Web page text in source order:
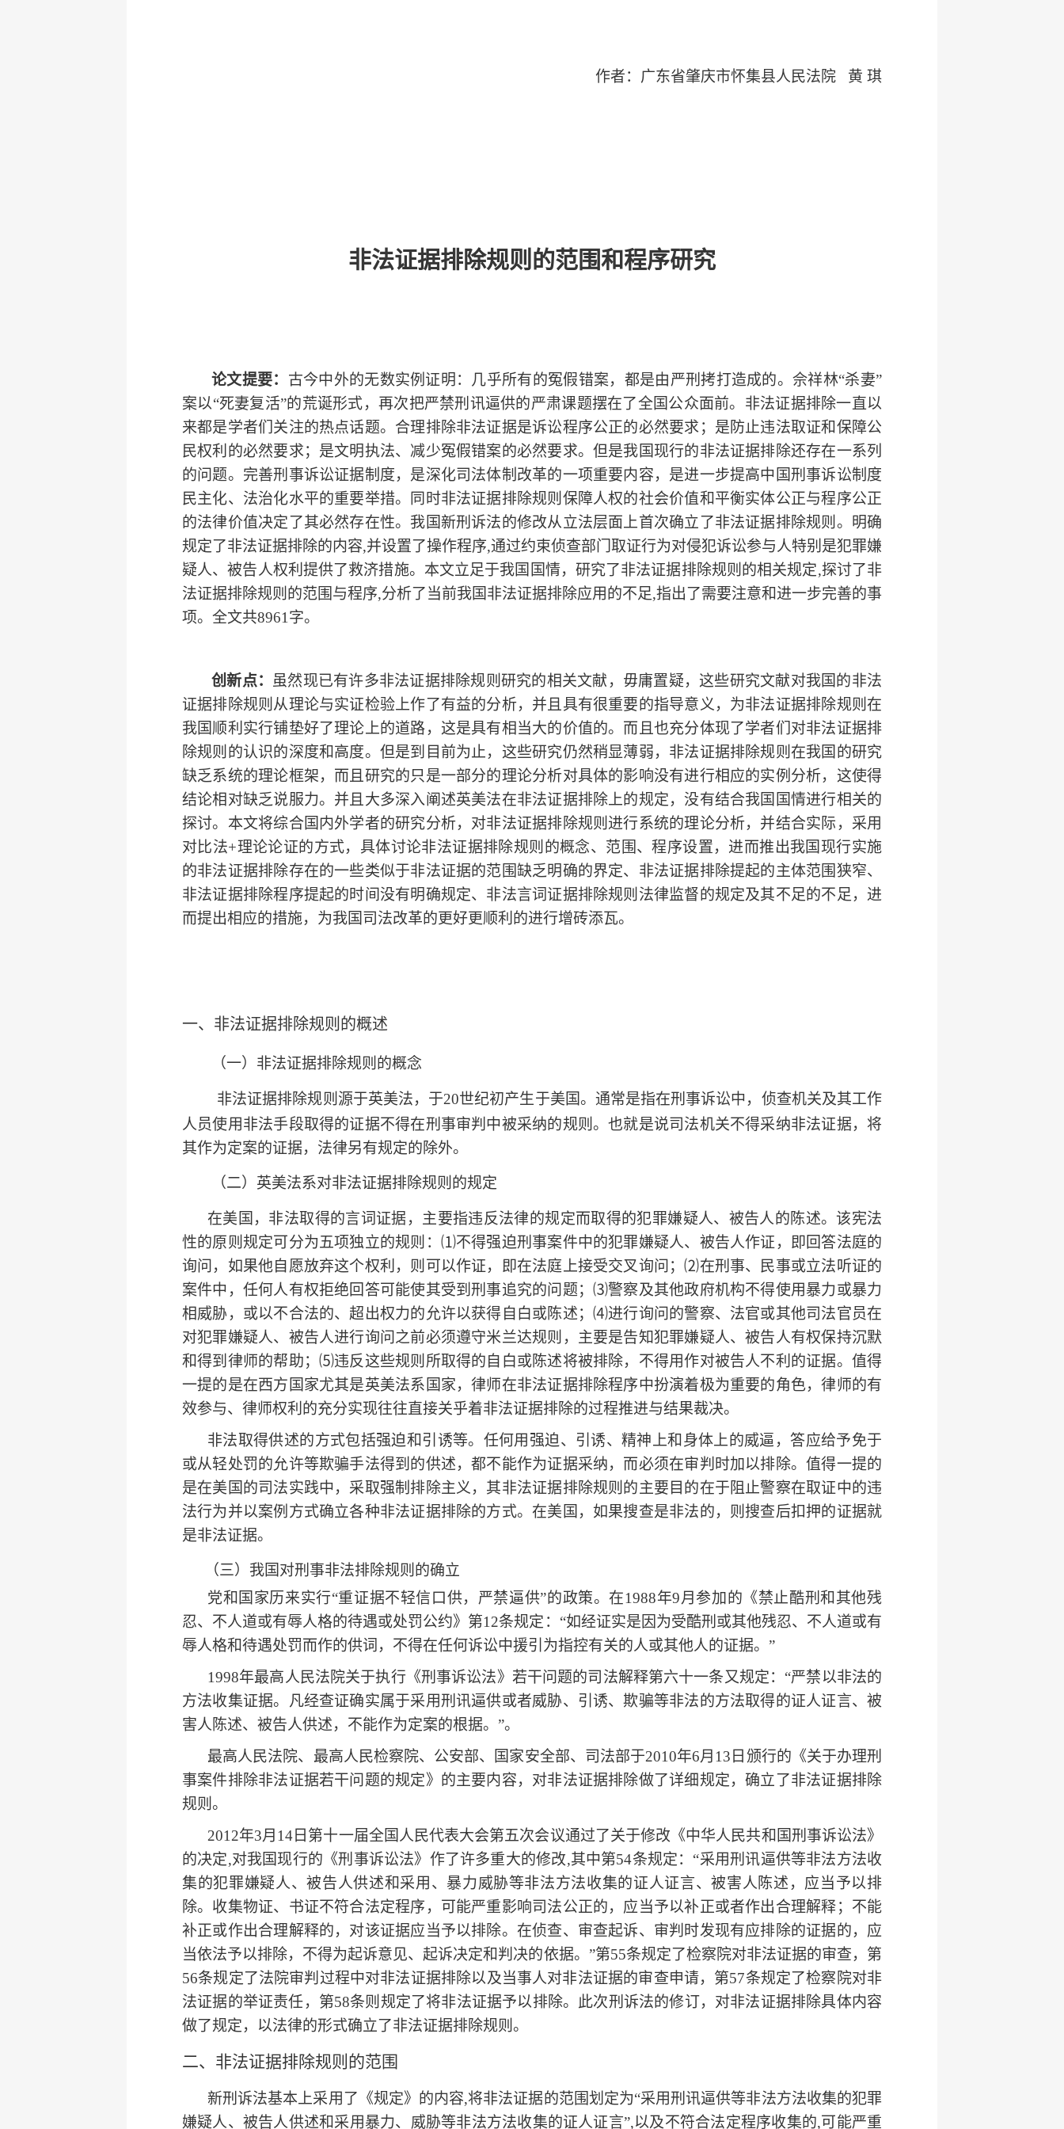
作者：广东省肇庆市怀集县人民法院 黄 琪
非法证据排除规则的范围和程序研究
论文提要： 古今中外的无数实例证明：几乎所有的冤假错案，都是由严刑拷打造成的。佘祥林“杀妻”
案以“死妻复活”的荒诞形式，再次把严禁刑讯逼供的严肃课题摆在了全国公众面前。非法证据排除一直以
来都是学者们关注的热点话题。合理排除非法证据是诉讼程序公正的必然要求；是防止违法取证和保障公
民权利的必然要求；是文明执法、减少冤假错案的必然要求。但是我国现行的非法证据排除还存在一系列
的问题。完善刑事诉讼证据制度，是深化司法体制改革的一项重要内容，是进一步提高中国刑事诉讼制度
民主化、法治化水平的重要举措。同时非法证据排除规则保障人权的社会价值和平衡实体公正与程序公正
的法律价值决定了其必然存在性。我国新刑诉法的修改从立法层面上首次确立了非法证据排除规则。明确
规定了非法证据排除的内容,并设置了操作程序,通过约束侦查部门取证行为对侵犯诉讼参与人特别是犯罪嫌
疑人、被告人权利提供了救济措施。本文立足于我国国情，研究了非法证据排除规则的相关规定,探讨了非
法证据排除规则的范围与程序,分析了当前我国非法证据排除应用的不足,指出了需要注意和进一步完善的事
项。全文共8961字。
创新点： 虽然现已有许多非法证据排除规则研究的相关文献，毋庸置疑，这些研究文献对我国的非法
证据排除规则从理论与实证检验上作了有益的分析，并且具有很重要的指导意义，为非法证据排除规则在
我国顺利实行铺垫好了理论上的道路，这是具有相当大的价值的。而且也充分体现了学者们对非法证据排
除规则的认识的深度和高度。但是到目前为止，这些研究仍然稍显薄弱，非法证据排除规则在我国的研究
缺乏系统的理论框架，而且研究的只是一部分的理论分析对具体的影响没有进行相应的实例分析，这使得
结论相对缺乏说服力。并且大多深入阐述英美法在非法证据排除上的规定，没有结合我国国情进行相关的
探讨。本文将综合国内外学者的研究分析，对非法证据排除规则进行系统的理论分析，并结合实际，采用
对比法+理论论证的方式，具体讨论非法证据排除规则的概念、范围、程序设置，进而推出我国现行实施
的非法证据排除存在的一些类似于非法证据的范围缺乏明确的界定、非法证据排除提起的主体范围狭窄、
非法证据排除程序提起的时间没有明确规定、非法言词证据排除规则法律监督的规定及其不足的不足，进
而提出相应的措施，为我国司法改革的更好更顺利的进行增砖添瓦。
一、非法证据排除规则的概述
（一）非法证据排除规则的概念
非法证据排除规则源于英美法，于20世纪初产生于美国。 通常是指在刑事诉讼中，侦查机关及其工作
人员使用非法手段取得的证据不得在刑事审判中被采纳的规则。也就是说司法机关不得采纳非法证据，将
其作为定案的证据，法律另有规定的除外。
（二）英美法系对非法证据排除规则的规定
在美国，非法取得的言词证据，主要指违反法律的规定而取得的犯罪嫌疑人、被告人的陈述。该宪法
性的原则规定可分为五项独立的规则：⑴不得强迫刑事案件中的犯罪嫌疑人、被告人作证，即回答法庭的
询问，如果他自愿放弃这个权利，则可以作证，即在法庭上接受交叉询问；⑵在刑事、民事或立法听证的
案件中，任何人有权拒绝回答可能使其受到刑事追究的问题；⑶警察及其他政府机构不得使用暴力或暴力
相威胁，或以不合法的、超出权力的允许以获得自白或陈述；⑷进行询问的警察、法官或其他司法官员在
对犯罪嫌疑人、被告人进行询问之前必须遵守米兰达规则，主要是告知犯罪嫌疑人、被告人有权保持沉默
和得到律师的帮助；⑸违反这些规则所取得的自白或陈述将被排除，不得用作对被告人不利的证据。 值得
一提的是在西方国家尤其是英美法系国家，律师在非法证据排除程序中扮演着极为重要的角色，律师的有
效参与、律师权利的充分实现往往直接关乎着非法证据排除的过程推进与结果裁决。
非法取得供述的方式包括强迫和引诱等。任何用强迫、引诱、精神上和身体上的威逼，答应给予免于
或从轻处罚的允许等欺骗手法得到的供述，都不能作为证据采纳，而必须在审判时加以排除。值得一提的
是在美国的司法实践中，采取强制排除主义，其非法证据排除规则的主要目的在于阻止警察在取证中的违
法行为并以案例方式确立各种非法证据排除的方式。在美国，如果搜查是非法的，则搜查后扣押的证据就
是非法证据。
（三）我国对刑事非法排除规则的确立
党和国家历来实行“重证据不轻信口供，严禁逼供”的政策。在1988年9月参加的《禁止酷刑和其他残
忍、不人道或有辱人格的待遇或处罚公约》第12条规定：“如经证实是因为受酷刑或其他残忍、不人道或有
辱人格和待遇处罚而作的供词，不得在任何诉讼中援引为指控有关的人或其他人的证据。”
1998年最高人民法院关于执行《刑事诉讼法》若干问题的司法解释第六十一条又规定：“严禁以非法的
方法收集证据。凡经查证确实属于采用刑讯逼供或者威胁、引诱、欺骗等非法的方法取得的证人证言、被
害人陈述、 被告人供述，不能作为定案的根据。”。
最高人民法院、 最高人民检察院、 公安部、国家安全部、 司法部于2010年6月13日颁行的《关于办理刑
事案件排除非法证据若干问题的规定》的主要内容，对非法证据排除做了详细规定，确立了非法证据排除
规则 。
2012年3月14日第十一届全国人民代表大会第五次会议通过了关于修改《中华人民共和国刑事诉讼法》
的决定,对我国现行的《刑事诉讼法》作了许多重大的修改,其中第54条规定：“采用刑讯逼供等非法方法收
集的犯罪嫌疑人、被告人供述和采用、暴力威胁等非法方法收集的证人证言、被害人陈述，应当予以排
除。收集物证、书证不符合法定程序，可能严重影响司法公正的，应当予以补正或者作出合理解释；不能
补正或作出合理解释的，对该证据应当予以排除。在侦查、审查起诉、审判时发现有应排除的证据的，应
当依法予以排除，不得为起诉意见、起诉决定和判决的依据。”第55条规定了检察院对非法证据的审查，第
56条规定了法院审判过程中对非法证据排除以及当事人对非法证据的审查申请，第57条规定了检察院对非
法证据的举证责任，第58条则规定了将非法证据予以排除。此次刑诉法的修订，对非法证据排除具体内容
做了规定，以法律的形式确立了非法证据排除规则。
二、 非法证据排除规则的范围
新刑诉法基本上采用了《规定》的内容,将非法证据的范围划定为“采用刑讯逼供等非法方法收集的犯罪
嫌疑人、被告人供述和采用暴力、威胁等非法方法收集的证人证言”,以及不符合法定程序收集的,可能严重